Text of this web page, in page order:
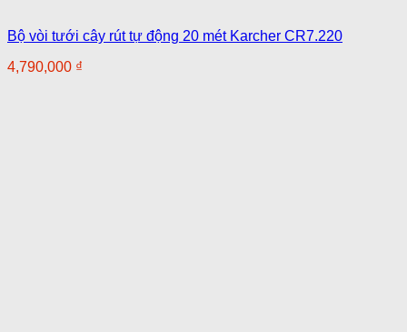
Bộ vòi tưới cây rút tự động 20 mét Karcher CR7.220
4,790,000 ₫